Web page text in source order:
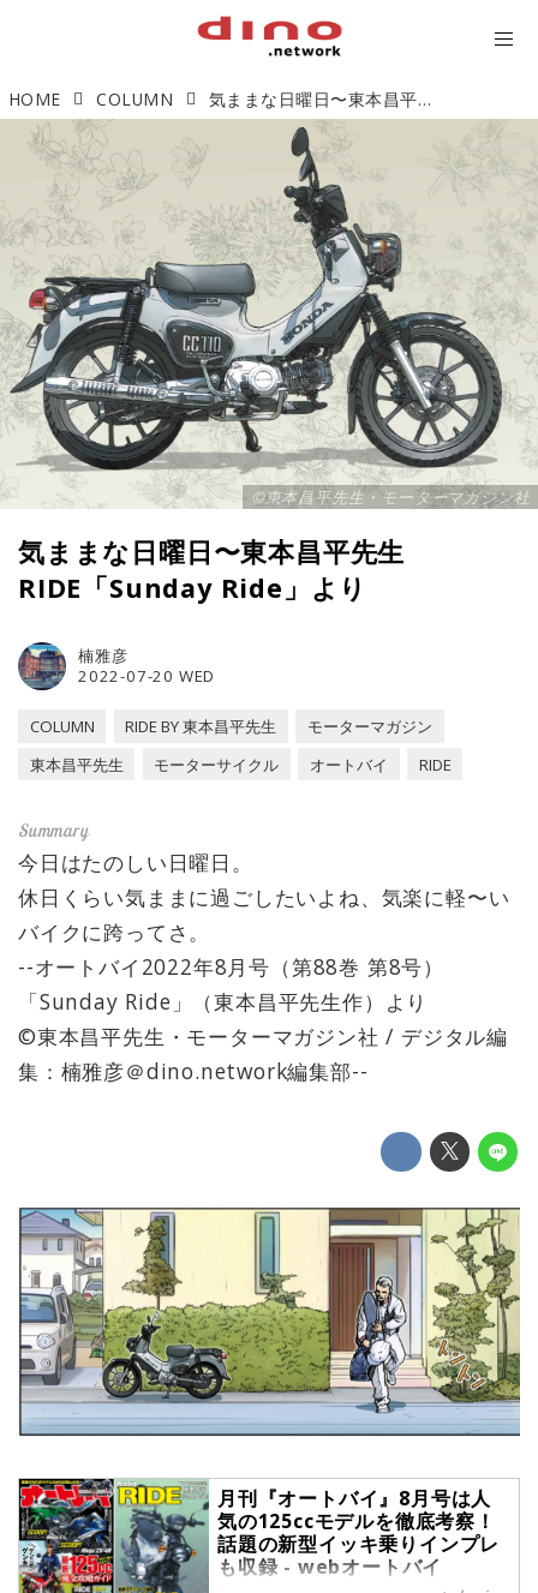
HOME COLUMN 気ままな日曜日〜東本昌平先生 RIDE「Sunday Ride」より
©️東本昌平先生・モーターマガジン社
気ままな日曜日〜東本昌平先生
RIDE「Sunday Ride」より
2022-07-20 WED
楠雅彦
COLUMN RIDE BY 東本昌平先生
モーターマガジン
東本昌平先生
モーターサイクル オートバイ RIDE
今日はたのしい日曜日。
休日くらい気ままに過ごしたいよね、気楽に軽〜い
バイクに跨ってさ。
--オートバイ2022年8月号（第88巻 第8号）
「Sunday Ride」（東本昌平先生作）より
©東本昌平先生・モーターマガジン社 / デジタル編
集：楠雅彦＠dino.network編集部--
月刊『オートバイ』8月号は人
気の125ccモデルを徹底考察！
話題の新型イッキ乗りインプレ
も収録 - webオートバイ